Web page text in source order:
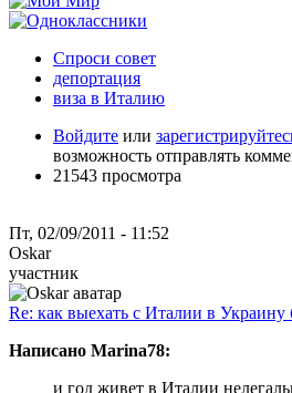
Спроси совет
депортация
виза в Италию
Войдите или
возможность отправлять
21543 просмотра
Пт, 02/09/2011 - 11:52
Oskar
участник
Re: как выехать с Италии в Украину
Написано Marina78:
и год живет в Италии